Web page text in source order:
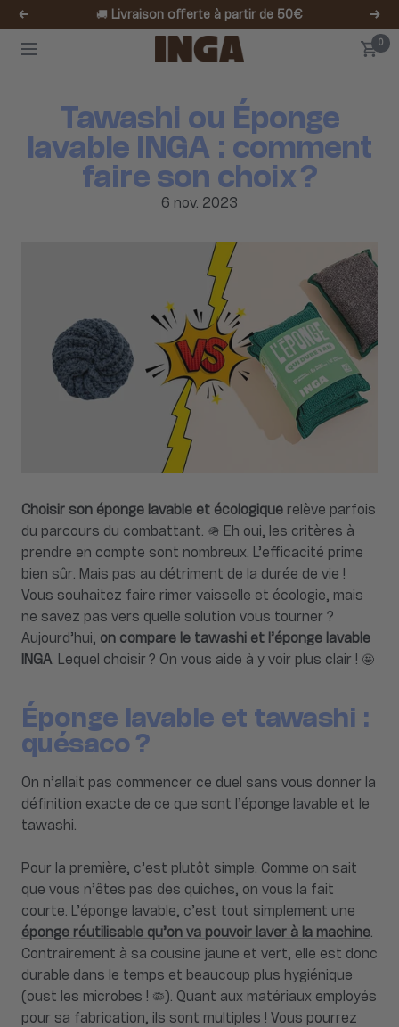
Passer
au
contenu
Précédent 🚚 Livraison offerte à partir de 50€
Navigation
0
Tawashi ou Éponge
lavable INGA : comment
faire son choix ?
6 nov. 2023
Choisir son éponge lavable et écologique relève parfois
du parcours du combattant. 🪖 Eh oui, les critères à
prendre en compte sont nombreux. L’efficacité prime
bien sûr. Mais pas au détriment de la durée de vie !
Vous souhaitez faire rimer vaisselle et écologie, mais
ne savez pas vers quelle solution vous tourner ?
Aujourd’hui, on compare le tawashi et l’éponge lavable
INGA. Lequel choisir ? On vous aide à y voir plus clair ! 🤩
Éponge lavable et tawashi :
quésaco ?
On n’allait pas commencer ce duel sans vous donner la
définition exacte de ce que sont l’éponge lavable et le
tawashi.
Pour la première, c’est plutôt simple. Comme on sait
que vous n’êtes pas des quiches, on vous la fait
courte. L’éponge lavable, c’est tout simplement une
éponge réutilisable qu’on va pouvoir laver à la machine.
Contrairement à sa cousine jaune et vert, elle est donc
durable dans le temps et beaucoup plus hygiénique
(oust les microbes ! 🦠). Quant aux matériaux employés
pour sa fabrication, ils sont multiples ! Vous pourrez